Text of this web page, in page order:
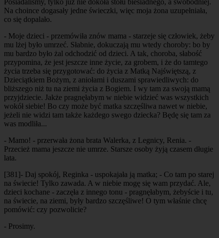
Posiadaliśmy, tylko już nie dokoła stołu biesiadnego, a swobodniej.
Na choince dogasały jedne świeczki, więc moja żona uzupełniała,
co się dopalało.
- Moje dzieci - przemówiła znów mama - starzeje się człowiek, żeby
mu lżej było umrzeć. Słabnie, dokuczają mu wtedy choroby: bo by
mu bardzo było żal odchodzić od dzieci. A tak, choroba, słabość
przypomina, że jest jeszcze inne życie, za grobem, i że do tamtego
życia trzeba się przygotować: do życia z Matką Najświętszą, z
Dzieciątkiem Bożym, z aniołami i duszami sprawiedliwych: do
bliższego niż tu na ziemi życia z Bogiem. I wy tam za swoją mamą
przyjdziecie. Jakże pragnęłabym w niebie widzieć was wszystkich
wokół siebie! Bo czy może być matka szczęśliwa nawet w niebie,
jeżeli nie widzi tam także każdego swego dziecka? Będę się tam za
was modliła...
- Mamo! - przerwała żona brata Walerka, z Legnicy, Renia. -
Przecież mama jeszcze nie umrze. Starsze osoby żyją czasem długie
lata.
[381]- Daj spokój, Reginka - uspokajała ją matka; - Co tam po starej
na świecie! Tylko zawada. A w niebie mogę się wam przydać. Ale,
dzieci kochane - zaczęła z innego tonu - pragnęłabym, żebyście i tu,
na świecie, na ziemi, były bardzo szczęśliwe! O tym właśnie chcę
pomówić: czy pozwolicie?
- Prosimy.